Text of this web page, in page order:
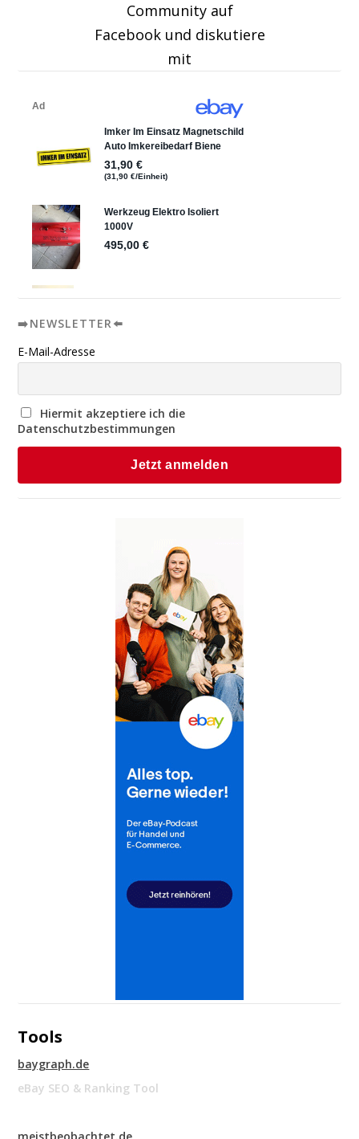
Community auf
Facebook und diskutiere
mit
➡️NEWSLETTER⬅️
E-Mail-Adresse
Hiermit akzeptiere ich die
Datenschutzbestimmungen
Tools
baygraph.de
eBay SEO & Ranking Tool